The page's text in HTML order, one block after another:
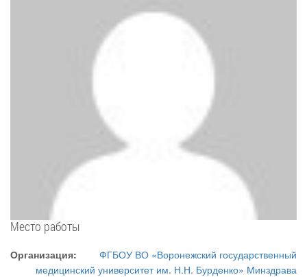
Место работы
Организация:
ФГБОУ ВО «Воронежский государственный
медицинский университет им. Н.Н. Бурденко» Минздрава